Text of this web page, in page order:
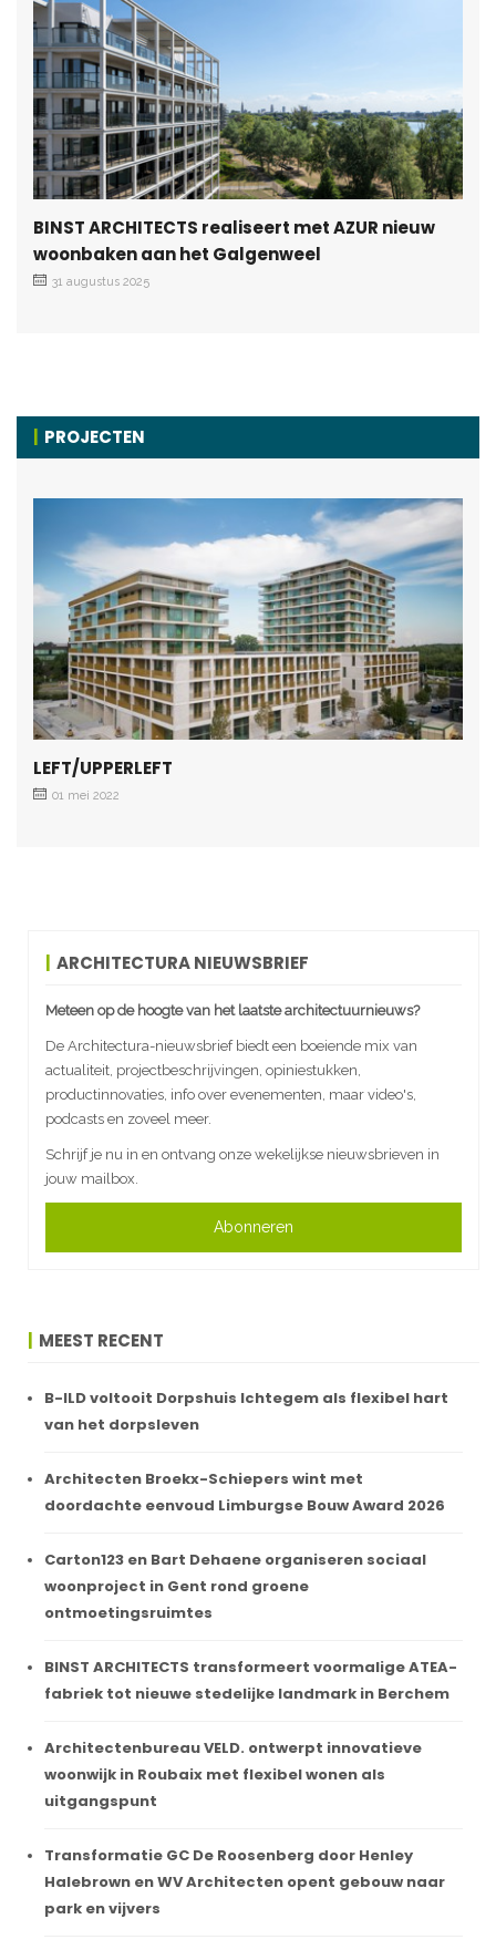
BINST ARCHITECTS realiseert met AZUR nieuw
woonbaken aan het Galgenweel
31 augustus 2025
PROJECTEN
LEFT/UPPERLEFT
01 mei 2022
ARCHITECTURA NIEUWSBRIEF
Meteen op de hoogte van het laatste architectuurnieuws?
De Architectura-nieuwsbrief biedt een boeiende mix van
actualiteit, projectbeschrijvingen, opiniestukken,
productinnovaties, info over evenementen, maar video's,
podcasts en zoveel meer.
Schrijf je nu in en ontvang onze wekelijkse nieuwsbrieven in
jouw mailbox.
Abonneren
MEEST RECENT
B-ILD voltooit Dorpshuis Ichtegem als flexibel hart
van het dorpsleven
Architecten Broekx-Schiepers wint met
doordachte eenvoud Limburgse Bouw Award 2026
Carton123 en Bart Dehaene organiseren sociaal
woonproject in Gent rond groene
ontmoetingsruimtes
BINST ARCHITECTS transformeert voormalige ATEA-
fabriek tot nieuwe stedelijke landmark in Berchem
Architectenbureau VELD. ontwerpt innovatieve
woonwijk in Roubaix met flexibel wonen als
uitgangspunt
Transformatie GC De Roosenberg door Henley
Halebrown en WV Architecten opent gebouw naar
park en vijvers